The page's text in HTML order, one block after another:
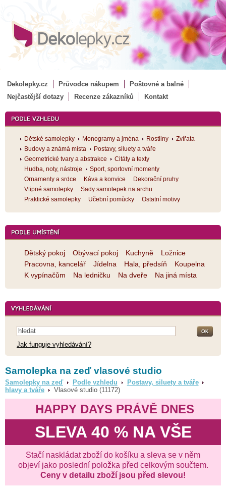
Dekolepky.cz Průvodce nákupem
Poštovné a balné
Nejčastější dotazy
Recenze zákazníků Kontakt
Dětské samolepky Monogramy a jména Rostliny
Zvířata
Budovy a známá místa
Postavy, siluety a tváře
Geometrické tvary a abstrakce
Citáty a texty
Hudba, noty, nástroje
Sport, sportovní momenty
Ornamenty a srdce
Káva a konvice
Dekorační pruhy
Vtipné samolepky
Sady samolepek na archu
Praktické samolepky
Učební pomůcky Ostatní motivy
Dětský pokoj Obývací pokoj Kuchyně
Ložnice
Pracovna, kancelář
Jídelna Hala, předsíň
Koupelna
K vypínačům
Na ledničku Na dveře Na jiná místa
Jak funguje vyhledávání?
Samolepka na zeď vlasové studio
Samolepky na zeď Podle vzhledu
Postavy, siluety a tváře
hlavy a tváře
Vlasové studio (11172)
HAPPY DAYS PRÁVĚ DNES
SLEVA 40 % NA VŠE
Stačí naskládat zboží do košíku a sleva se v něm
objeví jako poslední položka před celkovým součtem.
Ceny v detailu zboží jsou před slevou!